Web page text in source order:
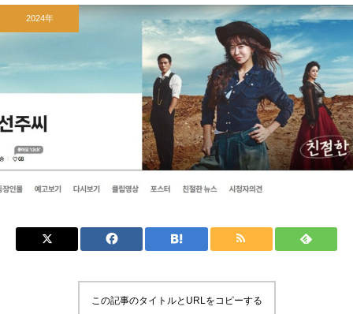
2024年
この記事のタイトルとURLをコピーする